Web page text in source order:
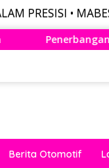
POLRI
Air Bandung –
Berita Otomotif